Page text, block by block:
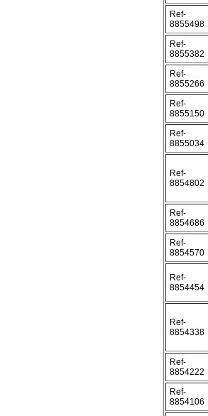
Ref-
8855498
Ref-
8855382
Ref-
8855266
Ref-
8855150
Ref-
8855034
Ref-
8854802
Ref-
8854686
Ref-
8854570
Ref-
8854454
Ref-
8854338
Ref-
8854222
Ref-
8854106